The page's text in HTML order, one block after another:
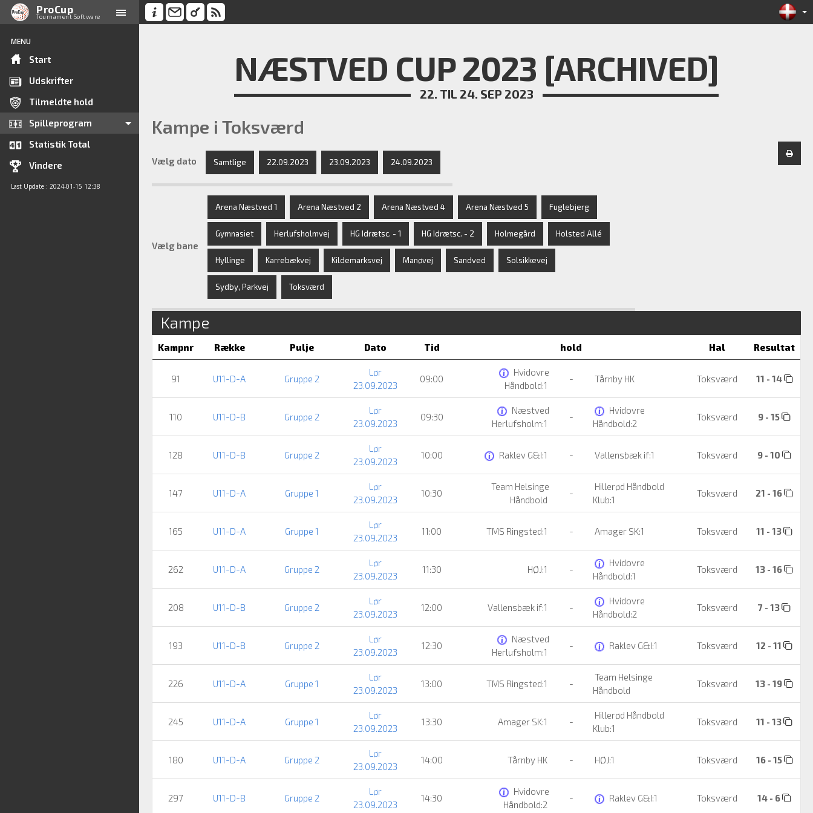
ProCup
Tournament Software
MENU
Start
Udskrifter
Tilmeldte hold
Spilleprogram
Statistik Total
Vindere
Last Update : 2024-01-15 12:38
NÆSTVED CUP 2023 [ARCHIVED]
22. TIL 24. SEP 2023
Kampe i Toksværd
Vælg dato Samtlige 22.09.2023 23.09.2023 24.09.2023
Vælg bane
Arena Næstved 1 Arena Næstved 2 Arena Næstved 4 Arena Næstved 5 Fuglebjerg
Gymnasiet Herlufsholmvej HG Idrætsc. - 1 HG Idrætsc. - 2 Holmegård Holsted Allé
Hyllinge Karrebækvej Kildemarksvej Manøvej Sandved Solsikkevej
Sydby, Parkvej Toksværd
Kampe
Kampnr Række Pulje Dato Tid hold Hal Resultat
91 U11-D-A Gruppe 2
Lør
23.09.2023
09:00
Hvidovre
Håndbold:1
- Tårnby HK Toksværd 11 - 14
110 U11-D-B Gruppe 2
Lør
23.09.2023
09:30
Næstved
Herlufsholm:1
-
Hvidovre
Håndbold:2
Toksværd 9 - 15
128 U11-D-B Gruppe 2
Lør
23.09.2023
10:00 Raklev G&I:1 - Vallensbæk if:1 Toksværd 9 - 10
147 U11-D-A Gruppe 1
Lør
23.09.2023
10:30
Team Helsinge
Håndbold
-
Hillerød Håndbold
Klub:1
Toksværd 21 - 16
165 U11-D-A Gruppe 1
Lør
23.09.2023
11:00 TMS Ringsted:1 - Amager SK:1 Toksværd 11 - 13
262 U11-D-A Gruppe 2
Lør
23.09.2023
11:30 HØJ:1 -
Hvidovre
Håndbold:1
Toksværd 13 - 16
208 U11-D-B Gruppe 2
Lør
23.09.2023
12:00 Vallensbæk if:1 -
Hvidovre
Håndbold:2
Toksværd 7 - 13
193 U11-D-B Gruppe 2
Lør
23.09.2023
12:30
Næstved
Herlufsholm:1
- Raklev G&I:1 Toksværd 12 - 11
226 U11-D-A Gruppe 1
Lør
23.09.2023
13:00 TMS Ringsted:1 -
Team Helsinge
Håndbold
Toksværd 13 - 19
245 U11-D-A Gruppe 1
Lør
23.09.2023
13:30 Amager SK:1 -
Hillerød Håndbold
Klub:1
Toksværd 11 - 13
180 U11-D-A Gruppe 2
Lør
23.09.2023
14:00 Tårnby HK - HØJ:1 Toksværd 16 - 15
297 U11-D-B Gruppe 2
Lør
23.09.2023
14:30
Hvidovre
Håndbold:2
- Raklev G&I:1 Toksværd 14 - 6